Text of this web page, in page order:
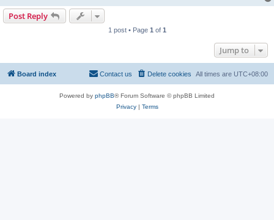
Post Reply
1 post • Page 1 of 1
Jump to
Board index All times are UTC+08:00
Delete cookies
Contact us
Powered by phpBB® Forum Software © phpBB Limited
Privacy| Terms